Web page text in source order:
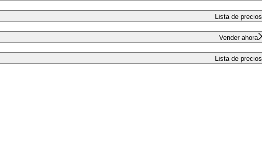
Lista de precios
Vender ahora
Lista de precios